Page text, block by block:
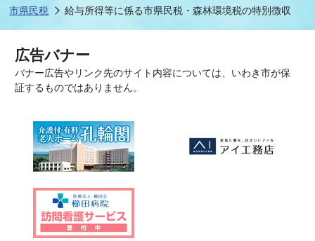
市県民税
給与所得等に係る市県民税・森林環境税の特別徴収
広告バナー
バナー広告やリンク先のサイト内容については、いわき市が保
証するものではありません。